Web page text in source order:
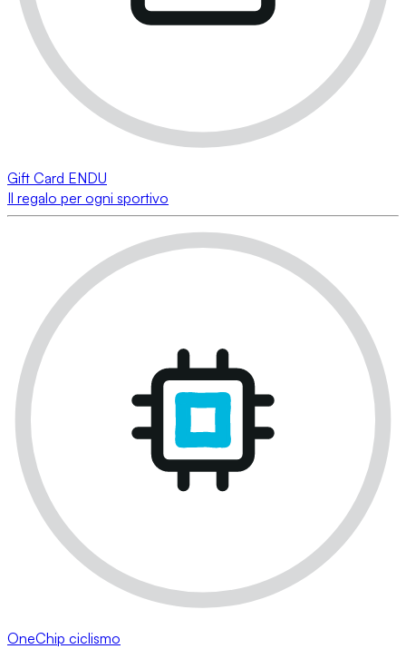
Gift Card ENDU
Il regalo per ogni sportivo
OneChip ciclismo